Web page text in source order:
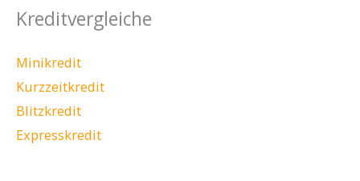
Kreditvergleiche
Minikredit
Kurzzeitkredit
Blitzkredit
Expresskredit